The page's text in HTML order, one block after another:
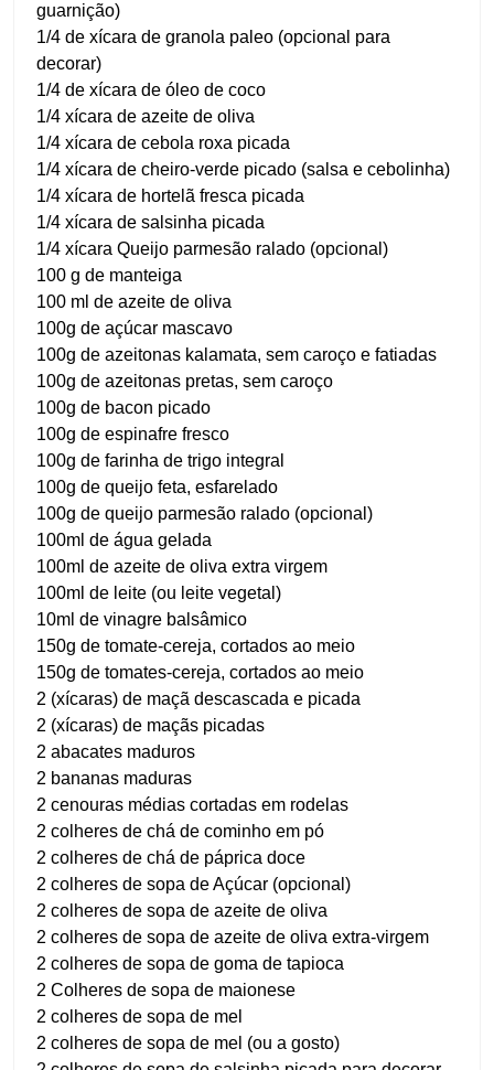
guarnição)
1/4 de xícara de granola paleo (opcional para
decorar)
1/4 de xícara de óleo de coco
1/4 xícara de azeite de oliva
1/4 xícara de cebola roxa picada
1/4 xícara de cheiro-verde picado (salsa e cebolinha)
1/4 xícara de hortelã fresca picada
1/4 xícara de salsinha picada
1/4 xícara Queijo parmesão ralado (opcional)
100 g de manteiga
100 ml de azeite de oliva
100g de açúcar mascavo
100g de azeitonas kalamata, sem caroço e fatiadas
100g de azeitonas pretas, sem caroço
100g de bacon picado
100g de espinafre fresco
100g de farinha de trigo integral
100g de queijo feta, esfarelado
100g de queijo parmesão ralado (opcional)
100ml de água gelada
100ml de azeite de oliva extra virgem
100ml de leite (ou leite vegetal)
10ml de vinagre balsâmico
150g de tomate-cereja, cortados ao meio
150g de tomates-cereja, cortados ao meio
2 (xícaras) de maçã descascada e picada
2 (xícaras) de maçãs picadas
2 abacates maduros
2 bananas maduras
2 cenouras médias cortadas em rodelas
2 colheres de chá de cominho em pó
2 colheres de chá de páprica doce
2 colheres de sopa de Açúcar (opcional)
2 colheres de sopa de azeite de oliva
2 colheres de sopa de azeite de oliva extra-virgem
2 colheres de sopa de goma de tapioca
2 Colheres de sopa de maionese
2 colheres de sopa de mel
2 colheres de sopa de mel (ou a gosto)